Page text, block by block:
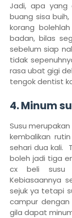
Jadi, apa yang
buang sisa
korang
badan, bilas
sebelum siap
tidak
rasa ubat gigi
tengok dentist
4. Minum
Susu
kembalikan
sehari dua kali.
boleh jadi tiga
cx beli susu
Kebiasaannya
sejuk ya tetapi
campur
gila dapat